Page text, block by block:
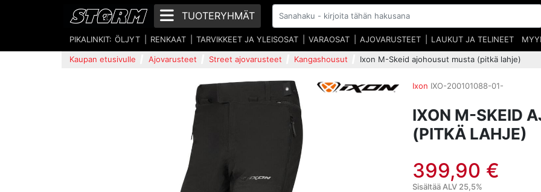
TUOTERYHMÄT
PIKALINKIT: ÖLJYT RENKAAT TARVIKKEET JA YLEISOSAT VARAOSAT AJOVARUSTEET LAUKUT JA TELINEET
Kaupan etusivulle Ajovarusteet Street ajovarusteet Kangashousut Ixon M-Skeid ajohousut musta (pitkä lahje)
Ixon IXO-200101088-01-
IXON M-SKEID
(PITKÄ LAHJE)
399,90 €
Sisältää ALV 25,5%